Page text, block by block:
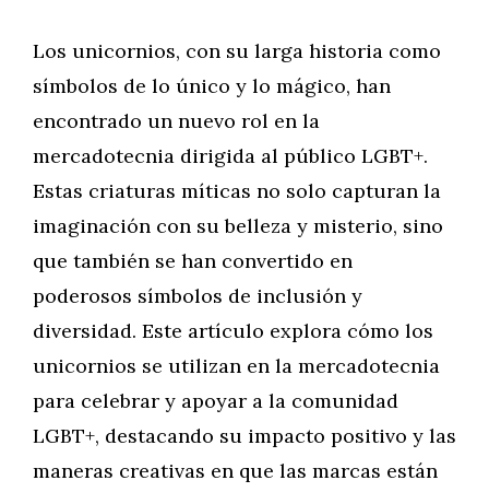
Los unicornios, con su larga historia como
símbolos de lo único y lo mágico, han
encontrado un nuevo rol en la
mercadotecnia dirigida al público LGBT+.
Estas criaturas míticas no solo capturan la
imaginación con su belleza y misterio, sino
que también se han convertido en
poderosos símbolos de inclusión y
diversidad. Este artículo explora cómo los
unicornios se utilizan en la mercadotecnia
para celebrar y apoyar a la comunidad
LGBT+, destacando su impacto positivo y las
maneras creativas en que las marcas están